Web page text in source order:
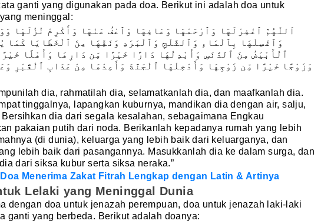
ganti yang digunakan pada doa. Berikut ini adalah doa untuk
meninggal:
اَللّٰهُمَّ ٱغْفِرْلَهَا وَٱرْحَمْهَا وَعَافِهَا وَٱعْفُ عَنْهَا وَأَكْرِمْ نُزُلَهَا
وَٱغْسِلْهَا بِٱلْمَاءِ وَٱلثَّلْجِ وَٱلْبَرَدِ وَنَقِّهَا مِنَ ٱلْخَطَايَا كَمَا
ٱلْأَبْيَضُ مِنَ ٱلدَّنَسِ وَأَبْدِلْهَا دَارًا خَيْرًا مِّن دَارِهَا وَأَهْلًا
وَزَوْجًا خَيْرًا مِّن زَوْجِهَا وَأَدْخِلْهَا ٱلْجَنَّةَ وَأَعِذْهَا مِنْ عَذَابِ ٱلْقَبْرِ
dia, rahmatilah dia, selamatkanlah dia, dan maafkanlah dia.
tinggalnya, lapangkan kuburnya, mandikan dia dengan air, salju,
dia dari segala kesalahan, sebagaimana Engkau
pakaian putih dari noda. Berikanlah kepadanya rumah yang lebih
(di dunia), keluarga yang lebih baik dari keluarganya, dan
lebih baik dari pasangannya. Masukkanlah dia ke dalam surga, dan
dari siksa kubur serta siksa neraka.”
Doa Menerima Zakat Fitrah Lengkap dengan Latin & Artinya
Lelaki yang Meninggal Dunia
dengan doa untuk jenazah perempuan, doa untuk jenazah laki-laki
ganti yang berbeda. Berikut adalah doanya: